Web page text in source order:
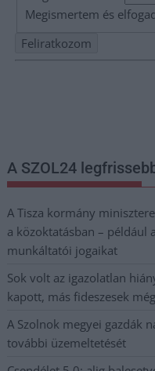
Megismertem és
A SZOL24
A Tisza kormány
a közoktatásban – például
munkáltatói jogaikat
Sok volt az igazolatlan
kapott, más fideszesek
A Szolnok megyei gazdák
további üzemeltetését